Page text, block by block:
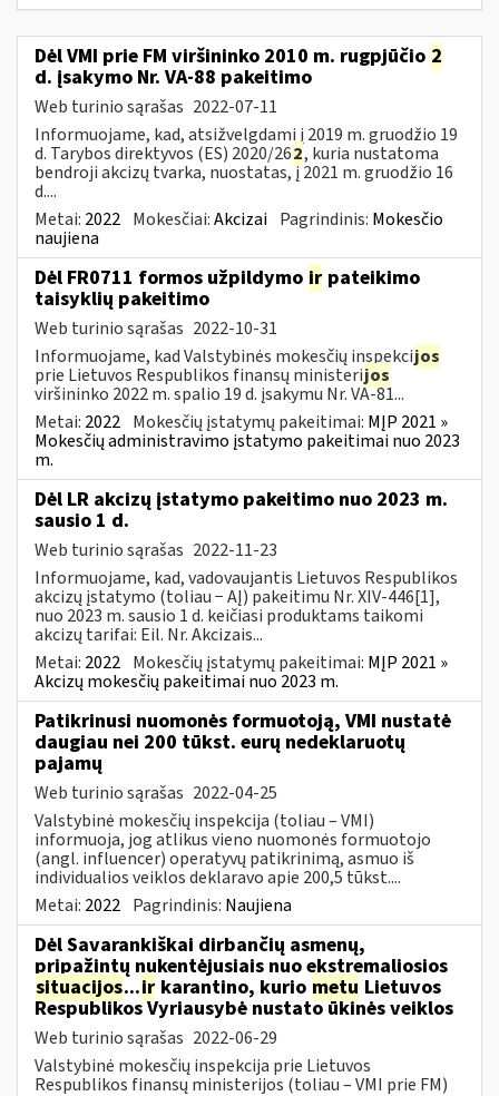
Dėl VMI prie FM viršininko 2010 m. rugpjūčio 2
d. įsakymo Nr. VA-88 pakeitimo
Web turinio sąrašas 2022-07-11
Informuojame, kad, atsižvelgdami į 2019 m. gruodžio 19
d. Tarybos direktyvos (ES) 2020/262, kuria nustatoma
bendroji akcizų tvarka, nuostatas, į 2021 m. gruodžio 16
d....
Metai: 2022 Mokesčiai:Akcizai Pagrindinis: Mokesčio
naujiena
Dėl FR0711 formos užpildymo ir pateikimo
taisyklių pakeitimo
Web turinio sąrašas 2022-10-31
Informuojame, kad Valstybinės mokesčių inspekcijos
prie Lietuvos Respublikos finansų ministerijos
viršininko 2022 m. spalio 19 d. įsakymu Nr. VA-81...
Metai: 2022 Mokesčių įstatymų pakeitimai: MĮP 2021 »
Mokesčių administravimo įstatymo pakeitimai nuo 2023
m.
Dėl LR akcizų įstatymo pakeitimo nuo 2023 m.
sausio 1 d.
Web turinio sąrašas 2022-11-23
Informuojame, kad, vadovaujantis Lietuvos Respublikos
akcizų įstatymo (toliau − AĮ) pakeitimu Nr. XIV-446[1],
nuo 2023 m. sausio 1 d. keičiasi produktams taikomi
akcizų tarifai: Eil. Nr. Akcizais...
Metai: 2022 Mokesčių įstatymų pakeitimai: MĮP 2021 »
Akcizų mokesčių pakeitimai nuo 2023 m.
Patikrinusi nuomonės formuotoją, VMI nustatė
daugiau nei 200 tūkst. eurų nedeklaruotų
pajamų
Web turinio sąrašas 2022-04-25
Valstybinė mokesčių inspekcija (toliau – VMI)
informuoja, jog atlikus vieno nuomonės formuotojo
(angl. influencer) operatyvų patikrinimą, asmuo iš
individualios veiklos deklaravo apie 200,5 tūkst....
Metai: 2022 Pagrindinis: Naujiena
Dėl Savarankiškai dirbančių asmenų,
pripažintų nukentėjusiais nuo ekstremaliosios
situacijos...ir karantino, kurio metu Lietuvos
Respublikos Vyriausybė nustato ūkinės veiklos
Web turinio sąrašas 2022-06-29
Valstybinė mokesčių inspekcija prie Lietuvos
Respublikos finansų ministerijos (toliau – VMI prie FM)